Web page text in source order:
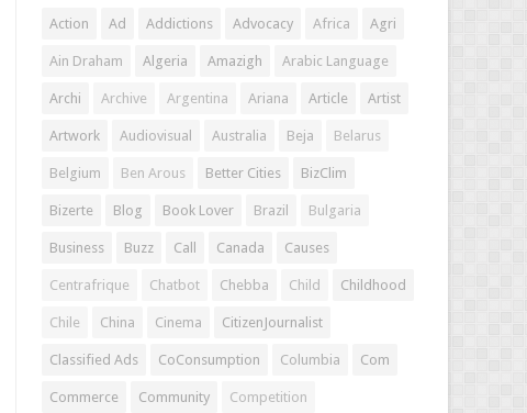
Action Ad Addictions Advocacy Africa Agri
Ain Draham Algeria Amazigh Arabic Language
Archi Archive Argentina Ariana Article Artist
Artwork Audiovisual Australia Beja Belarus
Belgium Ben Arous Better Cities BizClim
Bizerte Blog Book Lover Brazil Bulgaria
Business Buzz Call Canada Causes
Centrafrique Chatbot Chebba Child Childhood
Chile China Cinema CitizenJournalist
Classified Ads CoConsumption Columbia Com
Commerce Community Competition